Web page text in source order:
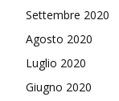
Settembre 2020
Agosto 2020
Luglio 2020
Giugno 2020